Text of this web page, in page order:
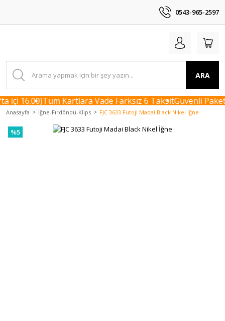
0543-965-2597
ARA
içi 16.00)Tüm Kartlara Vade Farksız 6 TaksitGüvenli
Anasayfa İğne-Fırdöndü-Klips FJC 3633 Futoji Madai Black Nikel İğne
%5